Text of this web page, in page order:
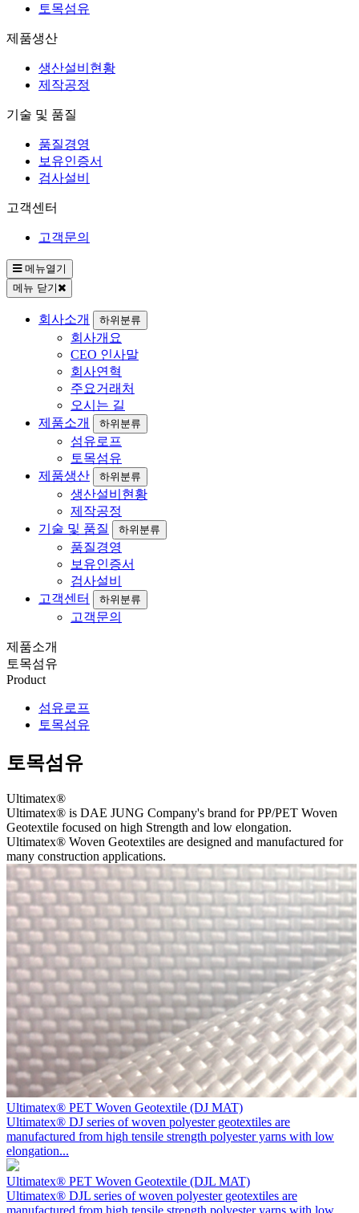
토목섬유
제품생산
생산설비현황
제작공정
기술 및 품질
품질경영
보유인증서
검사설비
고객센터
고객문의
메뉴열기
메뉴 닫기
회사소개 하위분류
회사개요
CEO 인사말
회사연혁
주요거래처
오시는 길
제품소개
하위분류
섬유로프
토목섬유
제품생산
하위분류
생산설비현황
제작공정
기술 및 품질
하위분류
품질경영
보유인증서
검사설비
고객센터
하위분류
고객문의
제품소개
토목섬유
Product
섬유로프
토목섬유
토목섬유
Ultimatex®
Ultimatex® is DAE JUNG Company's brand for PP/PET Woven
Geotextile focused on high Strength and low elongation.
Ultimatex® Woven Geotextiles are designed and manufactured for
many construction applications.
Ultimatex® PET Woven Geotextile (DJ MAT)
Ultimatex® DJ series of woven polyester geotextiles are
manufactured from high tensile strength polyester yarns with low
elongation...
Ultimatex® PET Woven Geotextile (DJL MAT)
Ultimatex® DJL series of woven polyester geotextiles are